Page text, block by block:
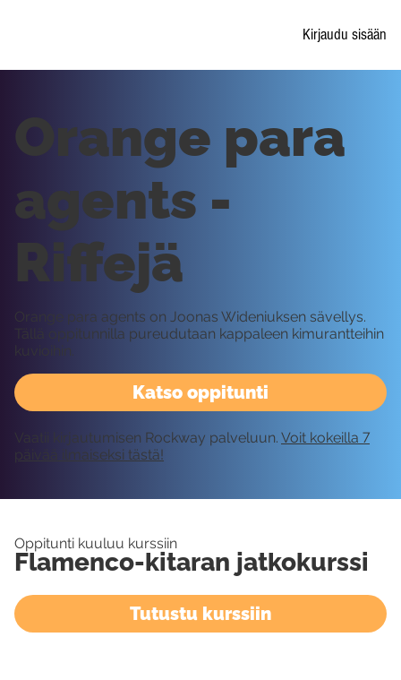
Kirjaudu sisään
Katso oppitunti
Orange para
agents -
Riffejä
Orange para agents on Joonas Wideniuksen sävellys.
Tällä oppitunnilla pureudutaan kappaleen kimurantteihin
kuvioihin.
Vaatii kirjautumisen Rockway palveluun. Voit kokeilla 7
päivää ilmaiseksi tästä!
Oppitunti kuuluu kurssiin
Flamenco-kitaran jatkokurssi
Tutustu kurssiin